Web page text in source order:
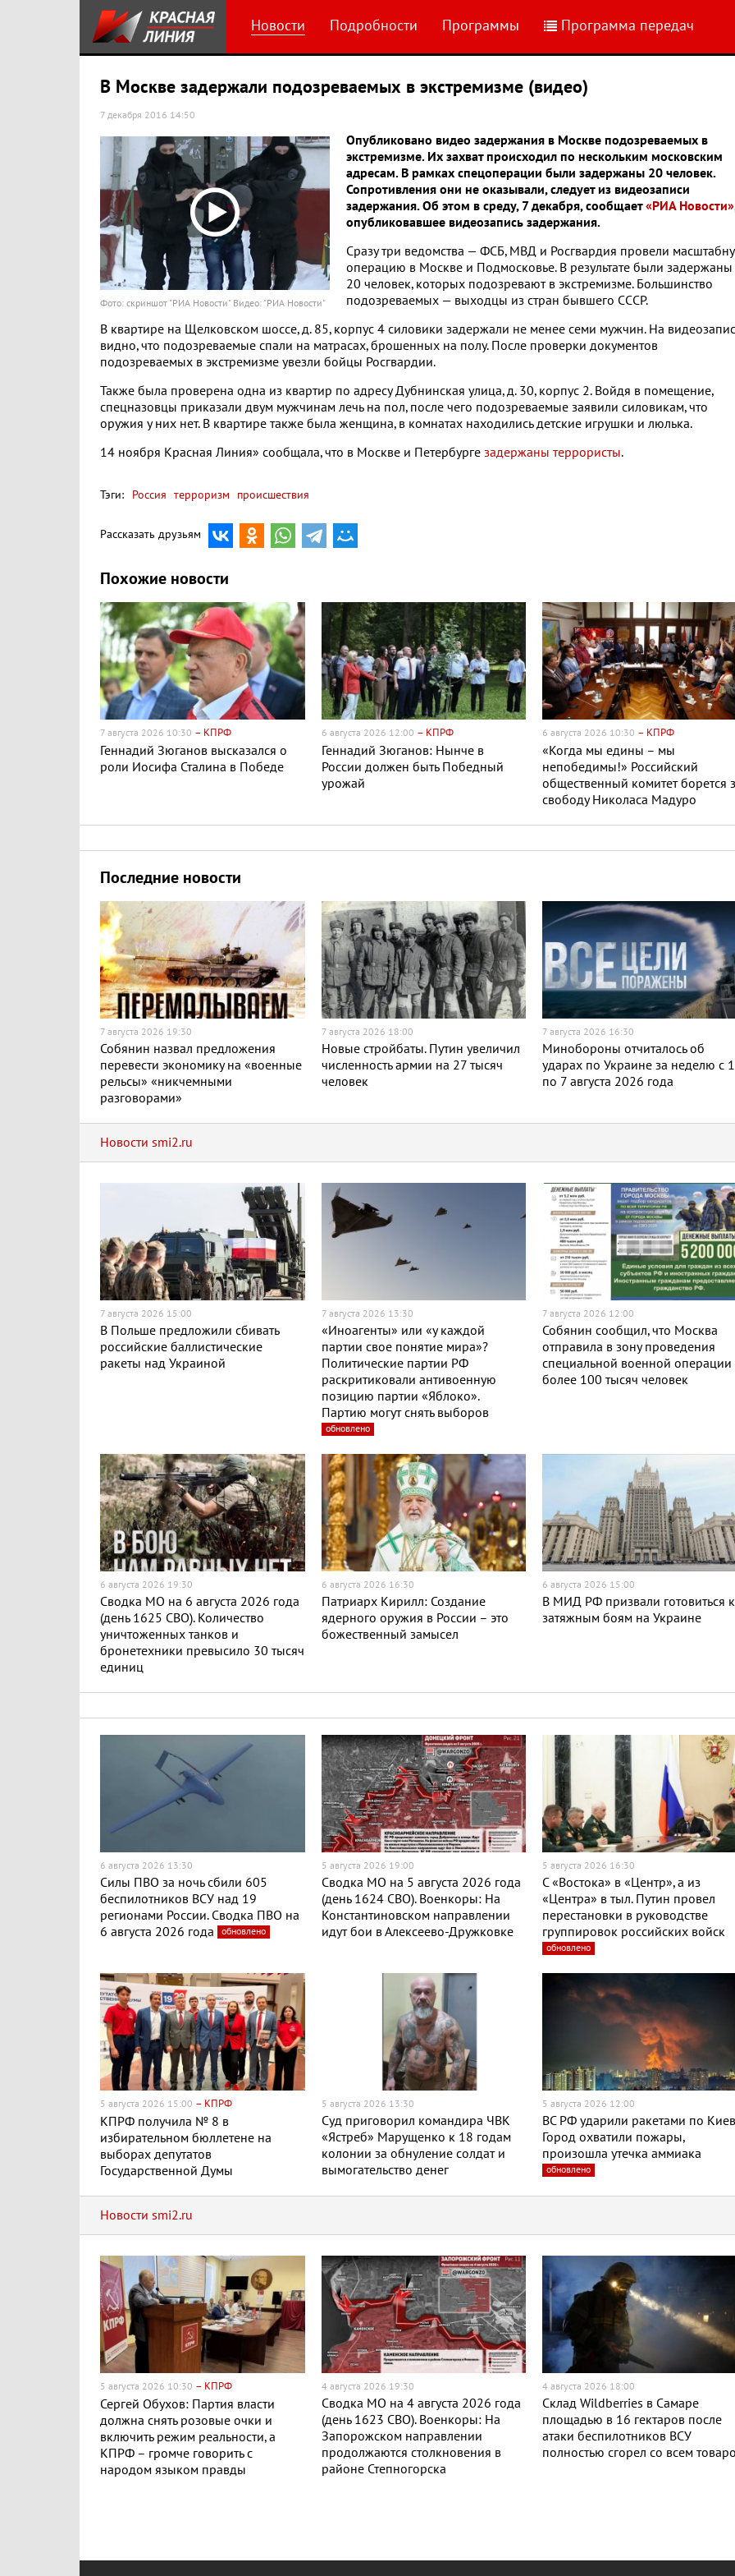
Новости Подробности Программы Программа передач
В Москве задержали подозреваемых в экстремизме (видео)
7 декабря 2016 14:50
Фото: скриншот "РИА Новости" Видео: "РИА Новости"
Опубликовано видео задержания в Москве подозреваемых в
экстремизме. Их захват происходил по нескольким московским
адресам. В рамках спецоперации были задержаны 20 человек.
Сопротивления они не оказывали, следует из видеозаписи
задержания. Об этом в среду, 7 декабря, сообщает«РИА Новости»
опубликовавшее видеозапись задержания.
Сразу три ведомства — ФСБ, МВД и Росгвардия провели
операцию в Москве и Подмосковье. В результате были задержаны
20 человек, которых подозревают в экстремизме. Большинство
подозреваемых — выходцы из стран бывшего СССР.
В квартире на Щелковском шоссе, д. 85, корпус 4 силовики задержали не менее семи мужчин. На
видно, что подозреваемые спали на матрасах, брошенных на полу. После проверки документов
подозреваемых в экстремизме увезли бойцы Росгвардии.
Также была проверена одна из квартир по адресу Дубнинская улица, д. 30, корпус 2. Войдя в помещение,
спецназовцы приказали двум мужчинам лечь на пол, после чего подозреваемые заявили силовикам, что
оружия у них нет. В квартире также была женщина, в комнатах находились детские игрушки и люлька.
14 ноября Красная Линия» сообщала, что в Москве и Петербурге задержаны террористы.
Тэги: Россия терроризм происшествия
Рассказать друзьям
Похожие новости
7 августа 2026 10:30 – КПРФ
Геннадий Зюганов высказался о
роли Иосифа Сталина в Победе
6 августа 2026 12:00 – КПРФ
Геннадий Зюганов: Нынче в
России должен быть Победный
урожай
6 августа 2026 10:30 – КПРФ
«Когда мы едины – мы
непобедимы!» Российский
общественный комитет борется
свободу Николаса Мадуро
Последние новости
7 августа 2026 19:30
Собянин назвал предложения
перевести экономику на «военные
рельсы» «никчемными
разговорами»
7 августа 2026 18:00
Новые стройбаты. Путин увеличил
численность армии на 27 тысяч
человек
7 августа 2026 16:30
Минобороны отчиталось об
ударах по Украине за неделю с 1
по 7 августа 2026 года
Новости smi2.ru
7 августа 2026 15:00
В Польше предложили сбивать
российские баллистические
ракеты над Украиной
7 августа 2026 13:30
«Иноагенты» или «у каждой
партии свое понятие мира»?
Политические партии РФ
раскритиковали антивоенную
позицию партии «Яблоко».
Партию могут снять выборов
обновлено
7 августа 2026 12:00
Собянин сообщил, что Москва
отправила в зону проведения
специальной военной операции
более 100 тысяч человек
6 августа 2026 19:30
Сводка МО на 6 августа 2026 года
(день 1625 СВО). Количество
уничтоженных танков и
бронетехники превысило 30 тысяч
единиц
6 августа 2026 16:30
Патриарх Кирилл: Создание
ядерного оружия в России – это
божественный замысел
6 августа 2026 15:00
В МИД РФ призвали готовиться к
затяжным боям на Украине
6 августа 2026 13:30
Силы ПВО за ночь сбили 605
беспилотников ВСУ над 19
регионами России. Сводка ПВО на
6 августа 2026 года
обновлено
5 августа 2026 19:00
Сводка МО на 5 августа 2026 года
(день 1624 СВО). Военкоры: На
Константиновском направлении
идут бои в Алексеево-Дружковке
5 августа 2026 16:30
С «Востока» в «Центр», а из
«Центра» в тыл. Путин провел
перестановки в руководстве
группировок российских войск
обновлено
5 августа 2026 15:00 – КПРФ
КПРФ получила № 8 в
избирательном бюллетене на
выборах депутатов
Государственной Думы
5 августа 2026 13:30
Суд приговорил командира ЧВК
«Ястреб» Марущенко к 18 годам
колонии за обнуление солдат и
вымогательство денег
5 августа 2026 12:00
ВС РФ ударили ракетами по
Город охватили пожары,
произошла утечка аммиака
обновлено
Новости smi2.ru
5 августа 2026 10:30 – КПРФ
Сергей Обухов: Партия власти
должна снять розовые очки и
включить режим реальности, а
КПРФ – громче говорить с
народом языком правды
4 августа 2026 19:30
Сводка МО на 4 августа 2026 года
(день 1623 СВО). Военкоры: На
Запорожском направлении
продолжаются столкновения в
районе Степногорска
4 августа 2026 18:00
Склад Wildberries в Самаре
площадью в 16 гектаров после
атаки беспилотников ВСУ
полностью сгорел со всем